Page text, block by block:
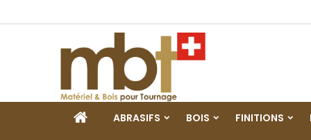
HOMEABRASIFS BOIS FINITIONS